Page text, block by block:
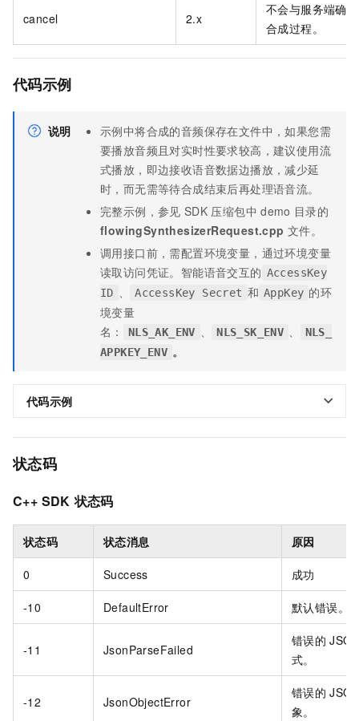
cancel 2.x
不会与服务端确
合成过程。
代码示例
说明
示例中将合成的音频保存在文件中，如果您需
要播放音频且对实时性要求较高，建议使用流
式播放，即边接收语音数据边播放，减少延
时，而无需等待合成结束后再处理语音流。
完整示例，参见 SDK 压缩包中 demo 目录的
flowingSynthesizerRequest.cpp 文件。
调用接口前，需配置环境变量，通过环境变量
读取访问凭证。智能语音交互的 AccessKey
ID 、 AccessKey Secret 和 AppKey 的环
境变量
名：
NLS_AK_ENV 、 NLS_SK_ENV 、
NLS_
APPKEY_ENV 。
代码示例
状态码
C++ SDK 状态码
状态码 状态消息 原因
0 Success 成功
-10 DefaultError 默认错误。
-11 JsonParseFailed
错误的
式。
-12 JsonObjectError
错误的
象。